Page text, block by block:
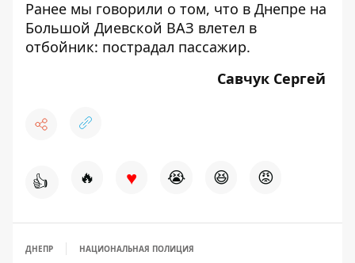
Ранее мы говорили о том, что в Днепре на
Большой Диевской ВАЗ влетел в
отбойник: пострадал пассажир.
Савчук Сергей
👍 🔥 ♥ 😭 😆 😡
ДНЕПР НАЦИОНАЛЬНАЯ ПОЛИЦИЯ